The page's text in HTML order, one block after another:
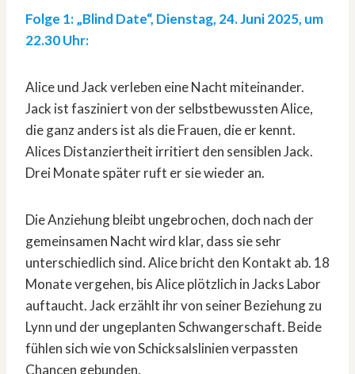
Folge 1: „Blind Date“, Dienstag, 24. Juni 2025, um
22.30 Uhr:
Alice und Jack verleben eine Nacht miteinander.
Jack ist fasziniert von der selbstbewussten Alice,
die ganz anders ist als die Frauen, die er kennt.
Alices Distanziertheit irritiert den sensiblen Jack.
Drei Monate später ruft er sie wieder an.
Die Anziehung bleibt ungebrochen, doch nach der
gemeinsamen Nacht wird klar, dass sie sehr
unterschiedlich sind. Alice bricht den Kontakt ab. 18
Monate vergehen, bis Alice plötzlich in Jacks Labor
auftaucht. Jack erzählt ihr von seiner Beziehung zu
Lynn und der ungeplanten Schwangerschaft. Beide
fühlen sich wie von Schicksalslinien verpassten
Chancen gebunden.